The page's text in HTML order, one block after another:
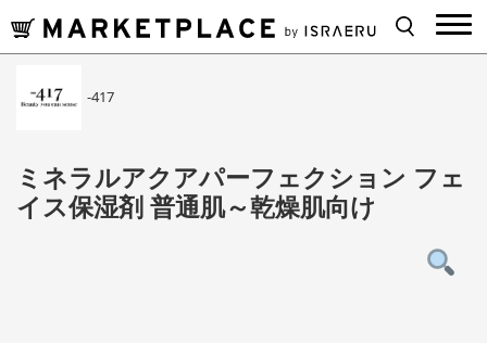
-417
ミネラルアクアパーフェクション フェ
イス保湿剤 普通肌～乾燥肌向け